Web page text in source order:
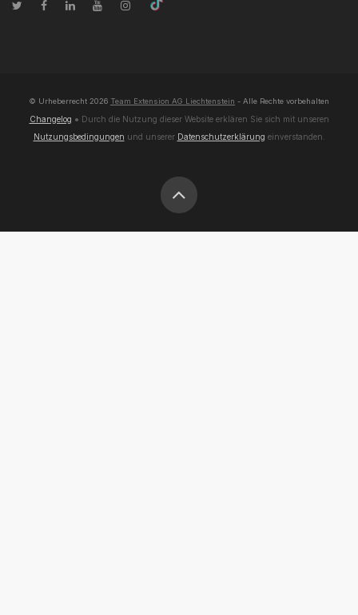
© Urheberrecht 2026 Team Extension AG Liechtenstein - Alle Rechte vorbehalten
Changelog ● Durch die Nutzung dieser Website erklären Sie sich mit unseren
Nutzungsbedingungen und unserer Datenschutzerklärung einverstanden.